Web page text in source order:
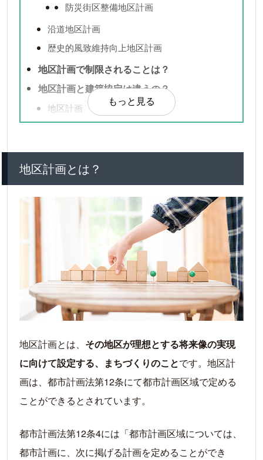
防災街区整備地区計画
沿道地区計画
歴史的風致維持向上地区計画
地区計画で制限されることは？
地区計画と建築協定は違うの？
地区計画
建築協定
もっと見る
地区計画とは？
地区計画とは、 その地区が理想とする将来像の実現
に向けて設定する、まちづくりのことです。地区計
画は、都市計画法第12条にて都市計画区域で定める
ことができるとされています。
都市計画法第12条4には「都市計画区域については、
都市計画に、次に掲げる計画を定めることができ